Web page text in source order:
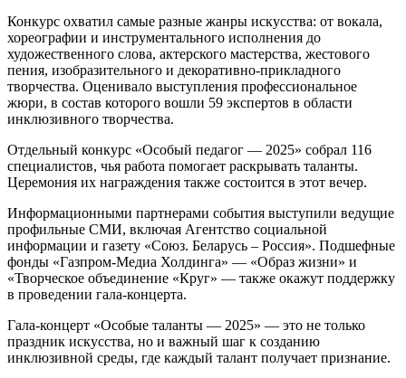
Конкурс охватил самые разные жанры искусства: от вокала,
хореографии и инструментального исполнения до
художественного слова, актерского мастерства, жестового
пения, изобразительного и декоративно-прикладного
творчества. Оценивало выступления профессиональное
жюри, в состав которого вошли 59 экспертов в области
инклюзивного творчества.
Отдельный конкурс «Особый педагог — 2025» собрал 116
специалистов, чья работа помогает раскрывать таланты.
Церемония их награждения также состоится в этот вечер.
Информационными партнерами события выступили ведущие
профильные СМИ, включая Агентство социальной
информации и газету «Союз. Беларусь – Россия». Подшефные
фонды «Газпром-Медиа Холдинга» — «Образ жизни» и
«Творческое объединение «Круг» — также окажут поддержку
в проведении гала-концерта.
Гала-концерт «Особые таланты — 2025» — это не только
праздник искусства, но и важный шаг к созданию
инклюзивной среды, где каждый талант получает признание.